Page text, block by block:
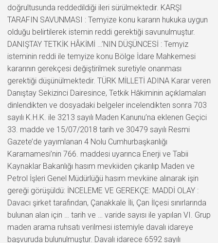
doğrultusunda reddedildiği ileri sürülmektedir. KARŞI
TARAFIN SAVUNMASI : Temyize konu kararın hukuka uygun
olduğu belirtilerek istemin reddi gerektiği savunulmuştur.
DANIŞTAY TETKİK HÂKİMİ …’NIN DÜŞÜNCESİ : Temyiz
isteminin reddi ile temyize konu Bölge İdare Mahkemesi
kararının gerekçesi değiştirilmek suretiyle onanması
gerektiği düşünülmektedir. TÜRK MİLLETİ ADINA Karar veren
Danıştay Sekizinci Dairesince, Tetkik Hâkiminin açıklamaları
dinlendikten ve dosyadaki belgeler incelendikten sonra 703
sayılı K.H.K. ile 3213 sayılı Maden Kanunu’na eklenen Geçici
33. madde ve 15/07/2018 tarih ve 30479 sayılı Resmi
Gazete’de yayımlanan 4 Nolu Cumhurbaşkanlığı
Kararnamesi’nin 766. maddesi uyarınca Enerji ve Tabii
Kaynaklar Bakanlığı hasım mevkiiden çıkarılıp Maden ve
Petrol İşleri Genel Müdürlüğü hasım mevkiine alınarak işin
gereği görüşüldü: İNCELEME VE GEREKÇE: MADDİ OLAY :
Davacı şirket tarafından, Çanakkale İli, Çan İlçesi sınırlarında
bulunan alan için … tarih ve … varide sayısı ile yapılan VI. Grup
maden arama ruhsatı verilmesi istemiyle davalı idareye
başvuruda bulunulmuştur. Davalı idarece 6592 sayılı